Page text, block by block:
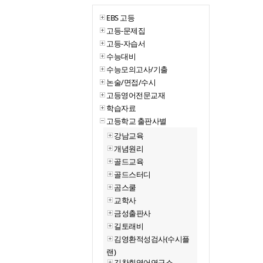
EBS 고등
고등-문제집
고등-자습서
수능대비
수능모의고사/기출
논술/면접/수시
고등영어전문교재
학습자료
고등학교 출판사별
강남교육
개념원리
골드교육
골드스터디
곰스쿨
교학사
금성출판사
길토래비
김영환적성검사(수시플
랜)